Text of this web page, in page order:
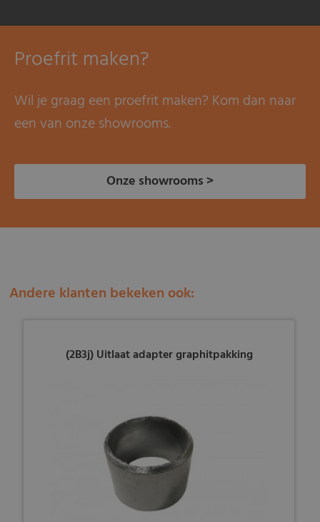
Proefrit maken?
Wil je graag een proefrit maken? Kom dan naar
een van onze showrooms.
Onze showrooms >
Andere klanten bekeken ook:
(2B3j) Uitlaat adapter graphitpakking